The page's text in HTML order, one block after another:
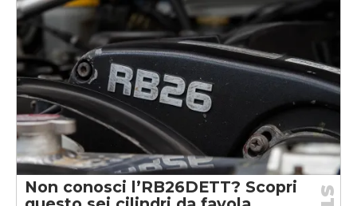
Non conosci l’RB26DETT? Scopri